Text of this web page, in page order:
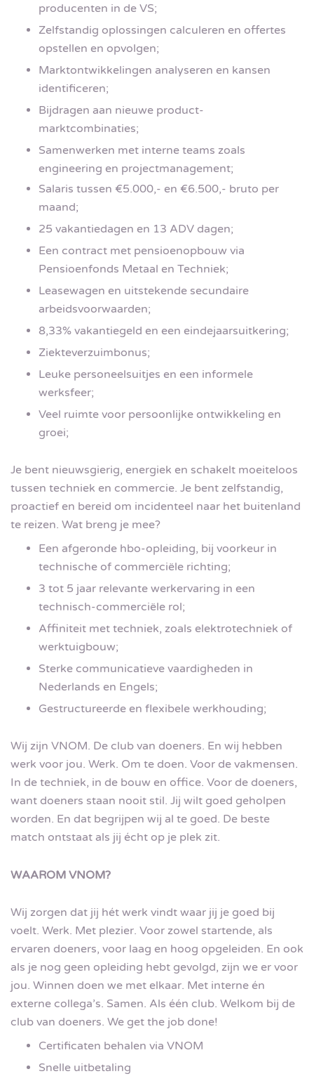
producenten in de VS;
Zelfstandig oplossingen calculeren en offertes
opstellen en opvolgen;
Marktontwikkelingen analyseren en kansen
identificeren;
Bijdragen aan nieuwe product-
marktcombinaties;
Samenwerken met interne teams zoals
engineering en projectmanagement;
Salaris tussen €5.000,- en €6.500,- bruto per
maand;
25 vakantiedagen en 13 ADV dagen;
Een contract met pensioenopbouw via
Pensioenfonds Metaal en Techniek;
Leasewagen en uitstekende secundaire
arbeidsvoorwaarden;
8,33% vakantiegeld en een eindejaarsuitkering;
Ziekteverzuimbonus;
Leuke personeelsuitjes en een informele
werksfeer;
Veel ruimte voor persoonlijke ontwikkeling en
groei;
Je bent nieuwsgierig, energiek en schakelt moeiteloos
tussen techniek en commercie. Je bent zelfstandig,
proactief en bereid om incidenteel naar het buitenland
te reizen. Wat breng je mee?
Een afgeronde hbo-opleiding, bij voorkeur in
technische of commerciële richting;
3 tot 5 jaar relevante werkervaring in een
technisch-commerciële rol;
Affiniteit met techniek, zoals elektrotechniek of
werktuigbouw;
Sterke communicatieve vaardigheden in
Nederlands en Engels;
Gestructureerde en flexibele werkhouding;
Wij zijn VNOM. De club van doeners. En wij hebben
werk voor jou. Werk. Om te doen. Voor de vakmensen.
In de techniek, in de bouw en office. Voor de doeners,
want doeners staan nooit stil. Jij wilt goed geholpen
worden. En dat begrijpen wij al te goed. De beste
match ontstaat als jij écht op je plek zit.
WAAROM VNOM?
Wij zorgen dat jij hét werk vindt waar jij je goed bij
voelt. Werk. Met plezier. Voor zowel startende, als
ervaren doeners, voor laag en hoog opgeleiden. En ook
als je nog geen opleiding hebt gevolgd, zijn we er voor
jou. Winnen doen we met elkaar. Met interne én
externe collega’s. Samen. Als één club. Welkom bij de
club van doeners. We get the job done!
Certificaten behalen via VNOM
Snelle uitbetaling